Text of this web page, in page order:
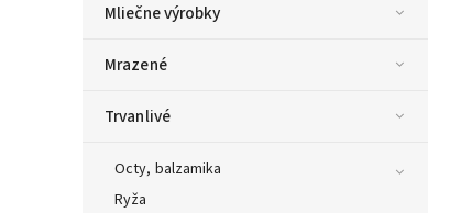
Mliečne výrobky
Mrazené
Trvanlivé
Octy, balzamika
Ryža